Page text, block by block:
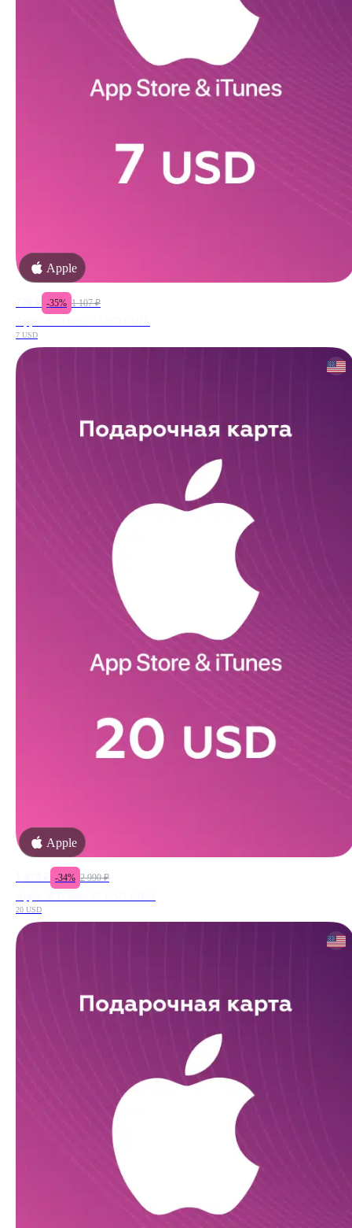
Apple
-35% 1 107 ₽
7 USD
Apple
-34% 2 990 ₽
20 USD